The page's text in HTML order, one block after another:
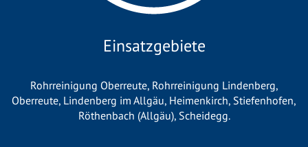
Einsatzgebiete
Rohrreinigung Oberreute, Rohrreinigung Lindenberg,
Oberreute, Lindenberg im Allgäu, Heimenkirch, Stiefenhofen,
Röthenbach (Allgäu), Scheidegg.